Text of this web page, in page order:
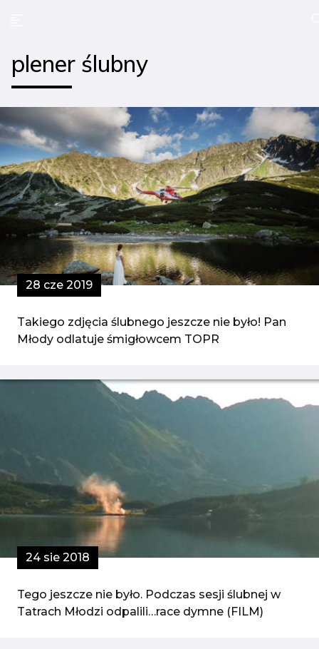
plener ślubny
28 cze 2019
Takiego zdjęcia ślubnego jeszcze nie było! Pan
Młody odlatuje śmigłowcem TOPR
24 sie 2018
Tego jeszcze nie było. Podczas sesji ślubnej w
Tatrach Młodzi odpalili…race dymne (FILM)